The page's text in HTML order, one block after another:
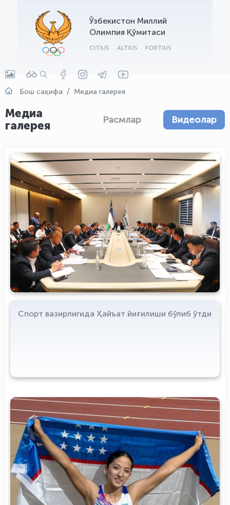
Ўзбекистон Миллий
Олимпия Қўмитаси
CITIUS ALTIUS FORTIUS
Бош саҳифа Медиа галерея
Медиа
галерея
Расмлар Видеолар
Спорт вазирлигида Ҳайъат йиғилиши бўлиб ўтди
OLYMPCHIK AI - yordamchi
Онлайн · olympic.uz